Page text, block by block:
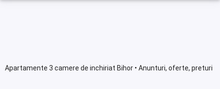
Apartamente 3 camere de inchiriat Bihor • Anunturi, oferte, preturi